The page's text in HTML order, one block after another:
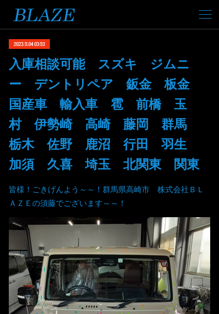
2023.11.04 03:53
入庫相談可能 スズキ ジムニ
ー デントリペア 鈑金 板金
国産車 輸入車 雹 前橋 玉
村 伊勢崎 高崎 藤岡 群馬
栃木 佐野 鹿沼 行田 羽生
加須 久喜 埼玉 北関東 関東
皆様！ごきげんよう～～！群馬県高崎市 株式会社ＢＬ
ＡＺＥの須藤でございます～～！